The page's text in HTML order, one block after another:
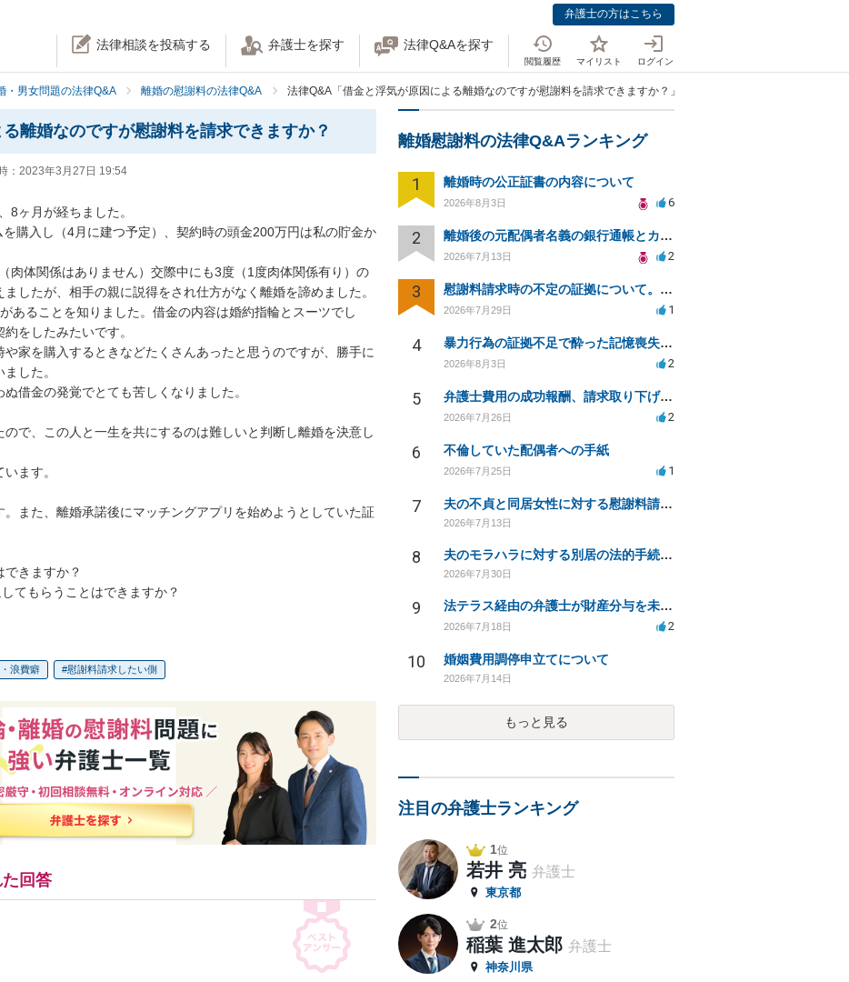
弁護士の方はこちら
法律相談を投稿する 弁護士を探す 法律Q&Aを探す
閲覧履歴 マイリスト ログイン
・男女問題の法律Q&A 離婚の慰謝料の法律Q&A 法律Q&A「借金と浮気が原因による離婚なのですが慰謝料を請求できますか？」
離婚なのですが慰謝料を請求できますか？
： 2023年3月27日 19:54
8ヶ月が経ちました。
購入し（4月に建つ予定）、契約時の頭金200万円は私の貯金か
肉体関係はありません）交際中にも3度（1度肉体関係有り）の
したが、相手の親に説得をされ仕方がなく離婚を諦めました。
あることを知りました。借金の内容は婚約指輪とスーツでし
をしたみたいです。
家を購入するときなどたくさんあったと思うのですが、勝手に
した。
借金の発覚でとても苦しくなりました。
で、この人と一生を共にするのは難しいと判断し離婚を決意し
ます。
また、離婚承諾後にマッチングアプリを始めようとしていた証
きますか？
てもらうことはできますか？
浪費癖 慰謝料請求したい側
回答
離婚慰謝料の法律Q&Aランキング
1 離婚時の公正証書の内容について
2026年8月3日 6
2 離婚後の元配偶者名義の銀行通帳とカードの処分方法について
2026年7月13日 2
3 慰謝料請求時の不定の証拠について。効力があるのか知りたい。
2026年7月29日 1
4 暴力行為の証拠不足で酔った記憶喪失が認められるか？
2026年8月3日 2
5 弁護士費用の成功報酬、請求取り下げで減額可能か？
2026年7月26日 2
6 不倫していた配偶者への手紙
2026年7月25日 1
7 夫の不貞と同居女性に対する慰謝料請求の可能性について相談
2026年7月13日
8 夫のモラハラに対する別居の法的手続き相談
2026年7月30日
9 法テラス経由の弁護士が財産分与を未解決のまま放置
2026年7月18日 2
10 婚姻費用調停申立てについて
2026年7月14日
もっと見る
注目の弁護士ランキング
1位
若井 亮 弁護士
東京都
2位
稲葉 進太郎 弁護士
神奈川県